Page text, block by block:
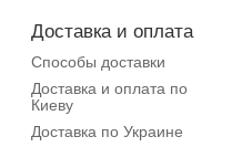
Доставка и оплата
Способы доставки
Доставка и оплата по
Киеву
Доставка по Украине